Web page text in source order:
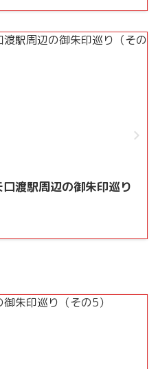
渡駅周辺の御朱印巡り